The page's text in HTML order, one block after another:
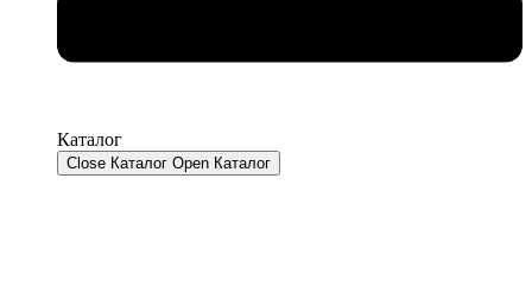
Каталог
Close Каталог Open Каталог